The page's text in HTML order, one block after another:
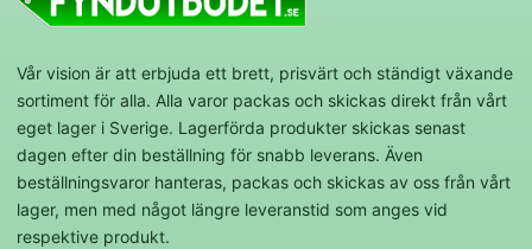
Vår vision är att erbjuda ett brett, prisvärt och ständigt växande
sortiment för alla. Alla varor packas och skickas direkt från vårt
eget lager i Sverige. Lagerförda produkter skickas senast
dagen efter din beställning för snabb leverans. Även
beställningsvaror hanteras, packas och skickas av oss från vårt
lager, men med något längre leveranstid som anges vid
respektive produkt.